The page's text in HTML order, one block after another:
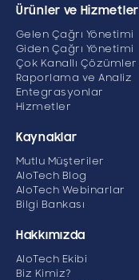
Ürünler ve Hizmetler
Gelen Çağrı Yönetimi
Giden Çağrı Yönetimi
Çok Kanallı Çözümler
Raporlama ve Analiz
Entegrasyonlar
Hizmetler
Kaynaklar
Mutlu Müşteriler
AloTech Blog
AloTech Webinarlar
Bilgi Bankası
Hakkımızda
AloTech Ekibi
Biz Kimiz?